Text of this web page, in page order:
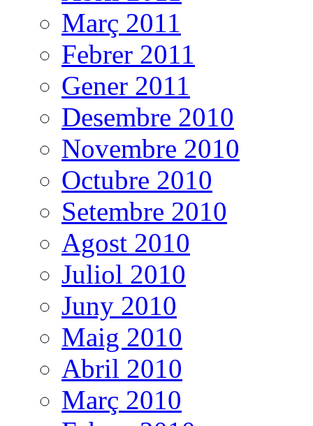
Març 2011
Febrer 2011
Gener 2011
Desembre 2010
Novembre 2010
Octubre 2010
Setembre 2010
Agost 2010
Juliol 2010
Juny 2010
Maig 2010
Abril 2010
Març 2010